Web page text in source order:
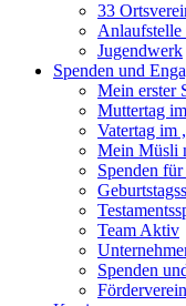
33
Anlaufstelle
Jugendwerk
Spenden und
Mein erster
Muttertag
Vatertag im
Mein Müsli
Spenden
Team Aktiv
Spenden